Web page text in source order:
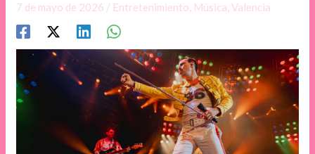
7 de mayo de 2026 / Entretenimiento, Música,Valencia